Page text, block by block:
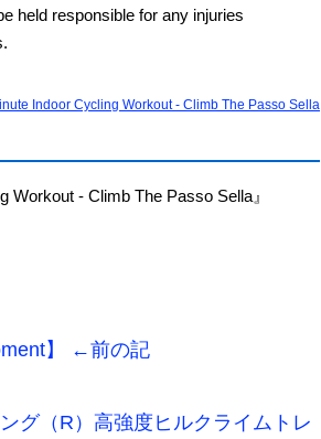
held responsible for any injuries
Indoor Cycling Workout - Climb The Passo Sella
Workout - Climb The Passo Sella』
】 ←前の記
グ（R）高強度ヒルクライムトレ